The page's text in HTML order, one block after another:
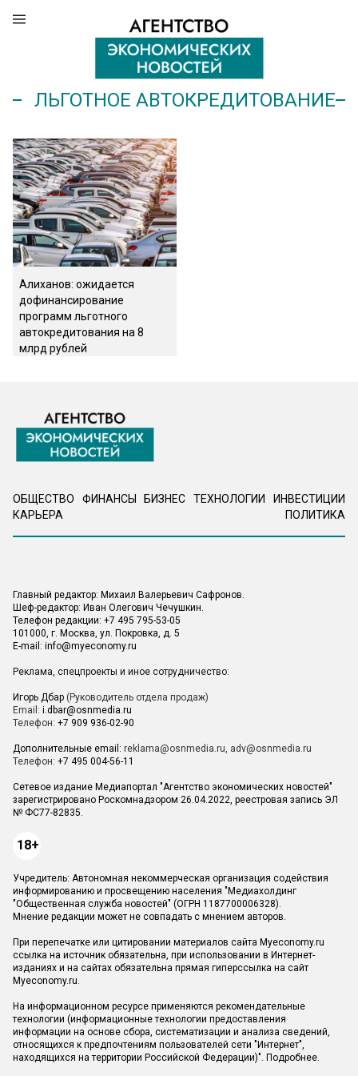
ЛЬГОТНОЕ АВТОКРЕДИТОВАНИЕ
Алиханов: ожидается
дофинансирование
программ льготного
автокредитования на 8
млрд рублей
ОБЩЕСТВО ФИНАНСЫ БИЗНЕС ТЕХНОЛОГИИ
ИНВЕСТИЦИИ
КАРЬЕРА
ПОЛИТИКА
Главный редактор: Михаил Валерьевич Сафронов.
Шеф-редактор: Иван Олегович Чечушкин.
Телефон редакции: +7 495 795-53-05
101000, г. Москва, ул. Покровка, д. 5
E-mail: info@myeconomy.ru
Реклама, спецпроекты и иное сотрудничество:
Игорь Дбар (Руководитель отдела продаж)
Email: i.dbar@osnmedia.ru
Телефон: +7 909 936-02-90
Дополнительные email: reklama@osnmedia.ru, adv@osnmedia.ru
Телефон: +7 495 004-56-11
Сетевое издание Медиапортал "Агентство экономических новостей"
зарегистрировано Роскомнадзором 26.04.2022, реестровая запись ЭЛ
№ ФС77-82835.
18+
Учредитель: Автономная некоммерческая организация содействия
информированию и просвещению населения "Медиахолдинг
"Общественная служба новостей" (ОГРН 1187700006328).
Мнение редакции может не совпадать с мнением авторов.
При перепечатке или цитировании материалов сайта Myeconomy.ru
ссылка на источник обязательна, при использовании в Интернет-
изданиях и на сайтах обязательна прямая гиперссылка на сайт
Myeconomy.ru.
На информационном ресурсе применяются рекомендательные
технологии (информационные технологии предоставления
информации на основе сбора, систематизации и анализа сведений,
относящихся к предпочтениям пользователей сети "Интернет",
находящихся на территории Российской Федерации)". Подробнее.